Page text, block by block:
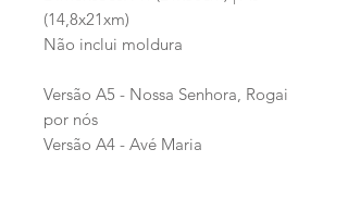
(14,8x21xm)
Não inclui moldura
Versão A5 - Nossa Senhora, Rogai
por nós
Versão A4 - Avé Maria